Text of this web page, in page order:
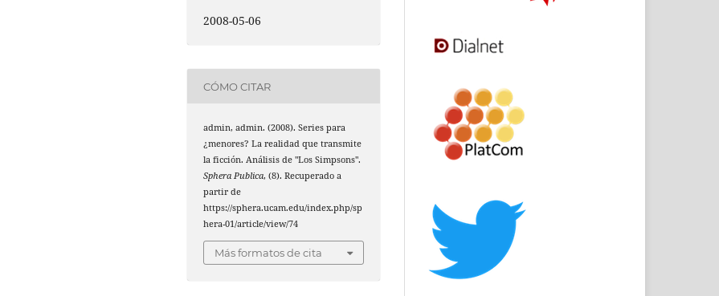
2008-05-06
CÓMO CITAR
admin, admin. (2008). Series para
¿menores? La realidad que transmite
la ficción. Análisis de "Los Simpsons".
Sphera Publica, (8). Recuperado a
partir de
https://sphera.ucam.edu/index.php/sp
hera-01/article/view/74
Más formatos de cita